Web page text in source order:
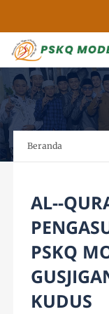
Beranda
AL--
PSKQ
KUDUS